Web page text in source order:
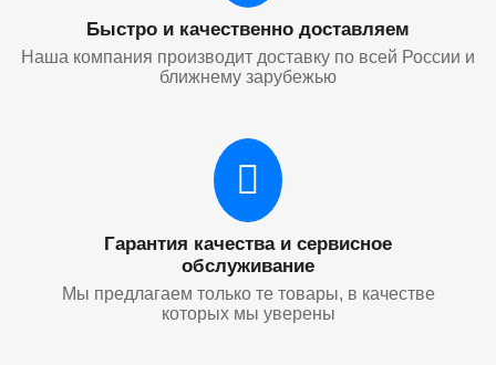
Быстро и качественно доставляем
Наша компания производит доставку по всей России и
ближнему зарубежью
Гарантия качества и сервисное
обслуживание
Мы предлагаем только те товары, в качестве
которых мы уверены